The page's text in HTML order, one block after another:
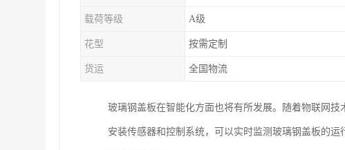
载荷等级 A级
花型 按需定制
货运 全国物流
玻璃钢盖板在智能化方面也将有所发展。随着物联网
安装传感器和控制系统，可以实时监测玻璃钢盖板的